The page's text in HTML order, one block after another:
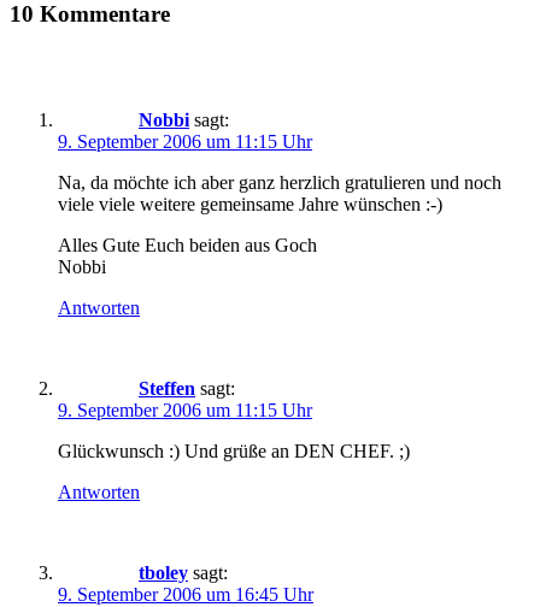
10 Kommentare
Nobbi sagt:
9. September 2006 um 11:15 Uhr
Na, da möchte ich aber ganz herzlich gratulieren und noch
viele viele weitere gemeinsame Jahre wünschen :-)
Alles Gute Euch beiden aus Goch
Nobbi
Antworten
Steffen sagt:
9. September 2006 um 11:15 Uhr
Glückwunsch :) Und grüße an DEN CHEF. ;)
Antworten
tboley sagt:
9. September 2006 um 16:45 Uhr